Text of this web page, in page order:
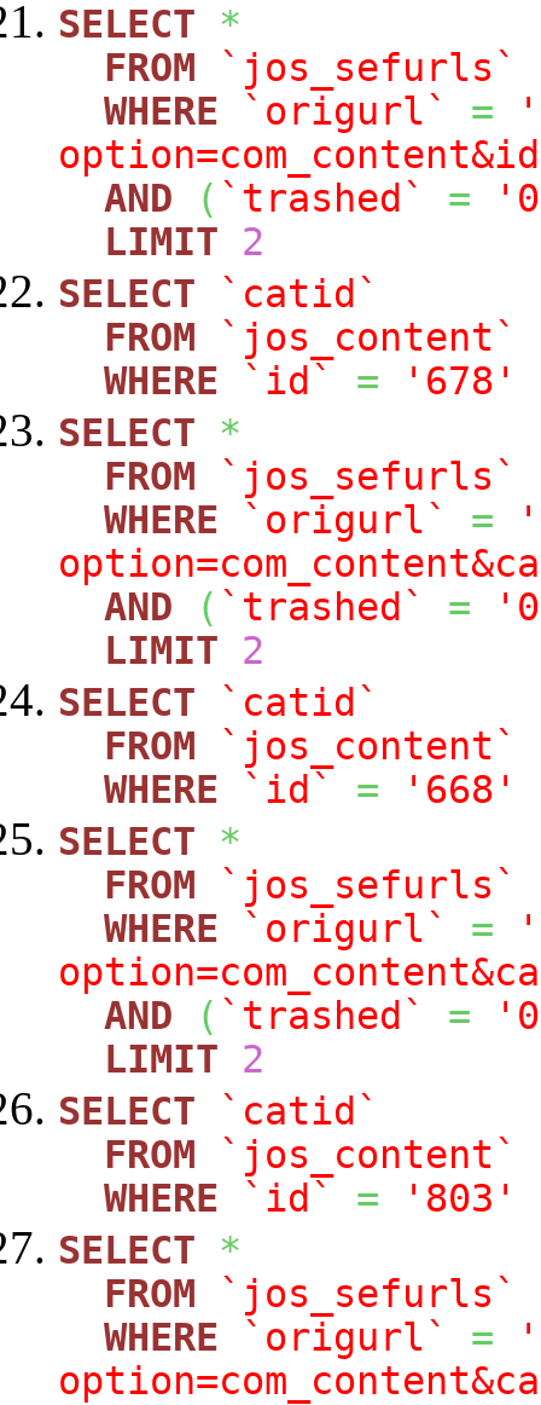
SELECT
*
FROM
`jos_sefurls`
WHERE
`origurl` =
AND
( `trashed` =
LIMIT
2
SELECT
`catid`
FROM
`jos_content`
WHERE
`id` =
'678'
SELECT
*
FROM
`jos_sefurls`
WHERE
`origurl` =
AND
( `trashed` =
LIMIT
2
SELECT
`catid`
FROM
`jos_content`
WHERE
`id` =
'668'
SELECT
*
FROM
`jos_sefurls`
WHERE
`origurl` =
AND
( `trashed` =
LIMIT
2
SELECT
`catid`
FROM
`jos_content`
WHERE
`id` =
'803'
SELECT
*
FROM
`jos_sefurls`
WHERE
`origurl` =